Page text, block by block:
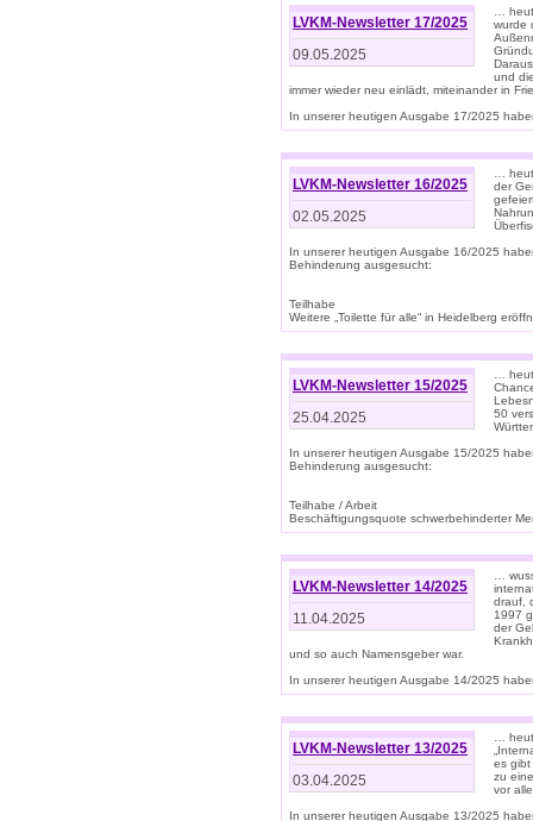
LVKM-Newsletter 17/2025
09.05.2025
…
wurde
und
immer wieder neu einlädt, miteinander in
In unserer heutigen Ausgabe 17/2025
LVKM-Newsletter 16/2025
02.05.2025
…
der
In unserer heutigen Ausgabe 16/2025
Behinderung ausgesucht:
Teilhabe
Weitere „Toilette für alle“ in Heidelberg
LVKM-Newsletter 15/2025
25.04.2025
…
50
In unserer heutigen Ausgabe 15/2025
Behinderung ausgesucht:
Teilhabe / Arbeit
Beschäftigungsquote schwerbehinderter
LVKM-Newsletter 14/2025
11.04.2025
…
drauf,
1997
der
und so auch Namensgeber war.
In unserer heutigen Ausgabe 14/2025
LVKM-Newsletter 13/2025
03.04.2025
…
es gibt
zu
vor
In unserer heutigen Ausgabe 13/2025